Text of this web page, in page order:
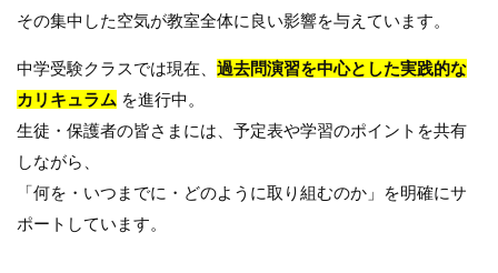
その集中した空気が教室全体に良い影響を与えています。
中学受験クラスでは現在、 過去問演習を中心とした実践的な
カリキュラム を進行中。
生徒・保護者の皆さまには、予定表や学習のポイントを共有
しながら、
「何を・いつまでに・どのように取り組むのか」を明確にサ
ポートしています。